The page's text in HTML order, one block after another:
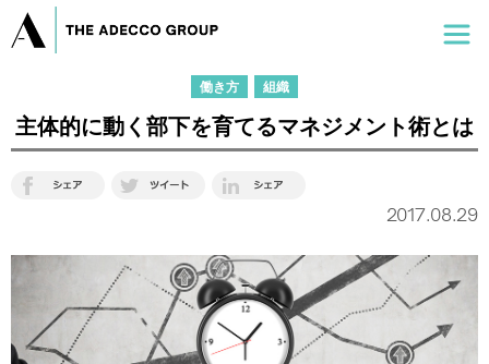
働き方 組織
主体的に動く部下を育てるマネジメント術とは
2017.08.29